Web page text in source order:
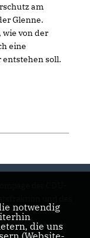
am
Glenne.
wie von der
eine
entstehen soll.
notwendig
die uns
(Website-